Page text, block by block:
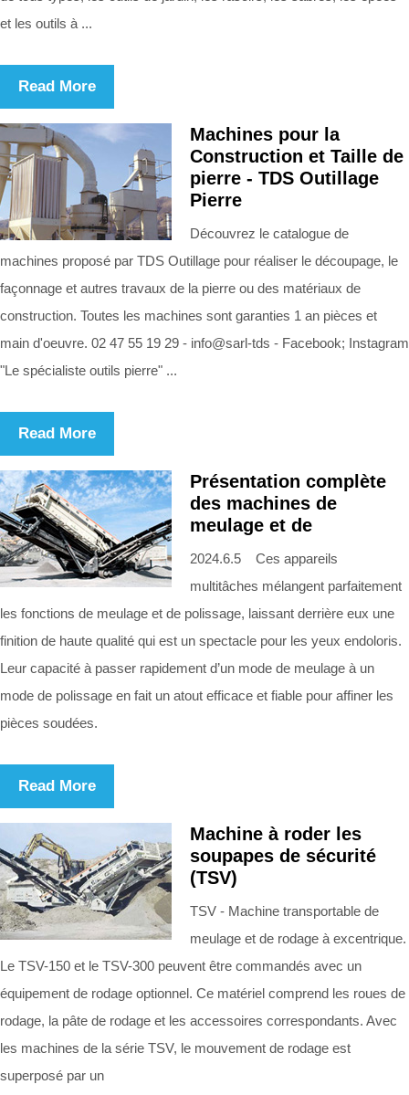
et les outils à ...
Read More
Machines pour la
Construction et Taille de
pierre - TDS Outillage
Pierre
Découvrez le catalogue de
machines proposé par TDS Outillage pour réaliser le découpage, le
façonnage et autres travaux de la pierre ou des matériaux de
construction. Toutes les machines sont garanties 1 an pièces et
main d'oeuvre. 02 47 55 19 29 - info@sarl-tds - Facebook; Instagram
"Le spécialiste outils pierre" ...
Read More
Présentation complète
des machines de
meulage et de
2024.6.5 Ces appareils
multitâches mélangent parfaitement
les fonctions de meulage et de polissage, laissant derrière eux une
finition de haute qualité qui est un spectacle pour les yeux endoloris.
Leur capacité à passer rapidement d’un mode de meulage à un
mode de polissage en fait un atout efficace et fiable pour affiner les
pièces soudées.
Read More
Machine à roder les
soupapes de sécurité
(TSV)
TSV - Machine transportable de
meulage et de rodage à excentrique.
Le TSV-150 et le TSV-300 peuvent être commandés avec un
équipement de rodage optionnel. Ce matériel comprend les roues de
rodage, la pâte de rodage et les accessoires correspondants. Avec
les machines de la série TSV, le mouvement de rodage est
superposé par un